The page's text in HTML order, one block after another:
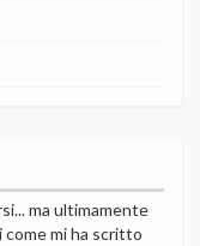
ma ultimamente
come mi ha scritto